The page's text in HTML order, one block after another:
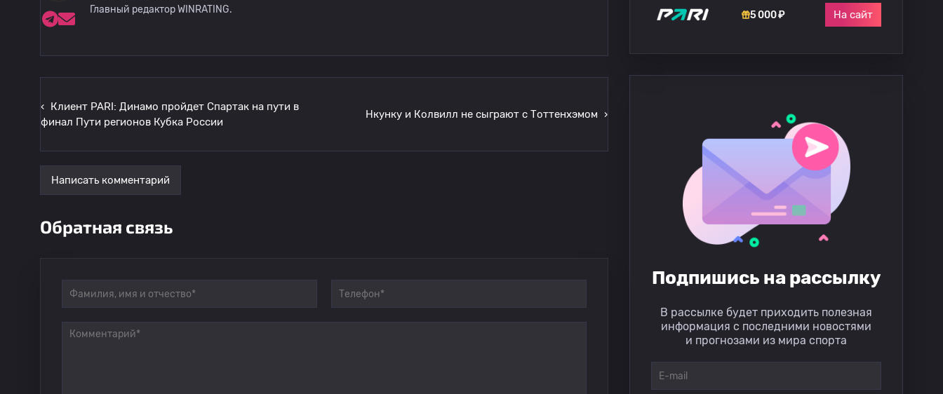
Главный редактор WINRATING.
‹ Клиент PARI: Динамо пройдет Спартак на пути в
финал Пути регионов Кубка России
Нкунку и Колвилл не сыграют с Тоттенхэмом ›
Написать комментарий
Обратная связь
5 000 ₽ На сайт
Подпишись на рассылку
В рассылке будет приходить полезная
информация с последними новостями
и прогнозами из мира спорта